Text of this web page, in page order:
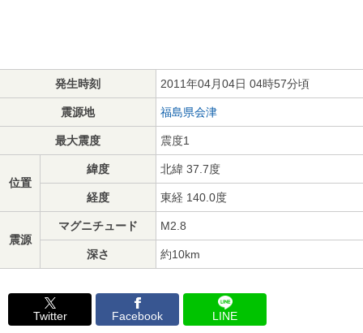
発生時刻 2011年04月04日 04時57分頃
震源地 福島県会津
最大震度 震度1
位置
緯度 北緯 37.7度
経度 東経 140.0度
震源
マグニチュード M2.8
深さ 約10km
Twitter Facebook LINE